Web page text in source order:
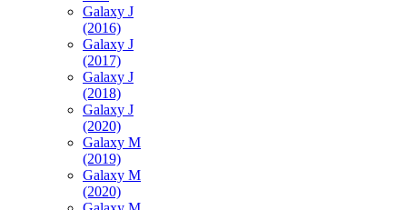
Galaxy J
(2016)
Galaxy J
(2017)
Galaxy J
(2018)
Galaxy J
(2020)
Galaxy M
(2019)
Galaxy M
(2020)